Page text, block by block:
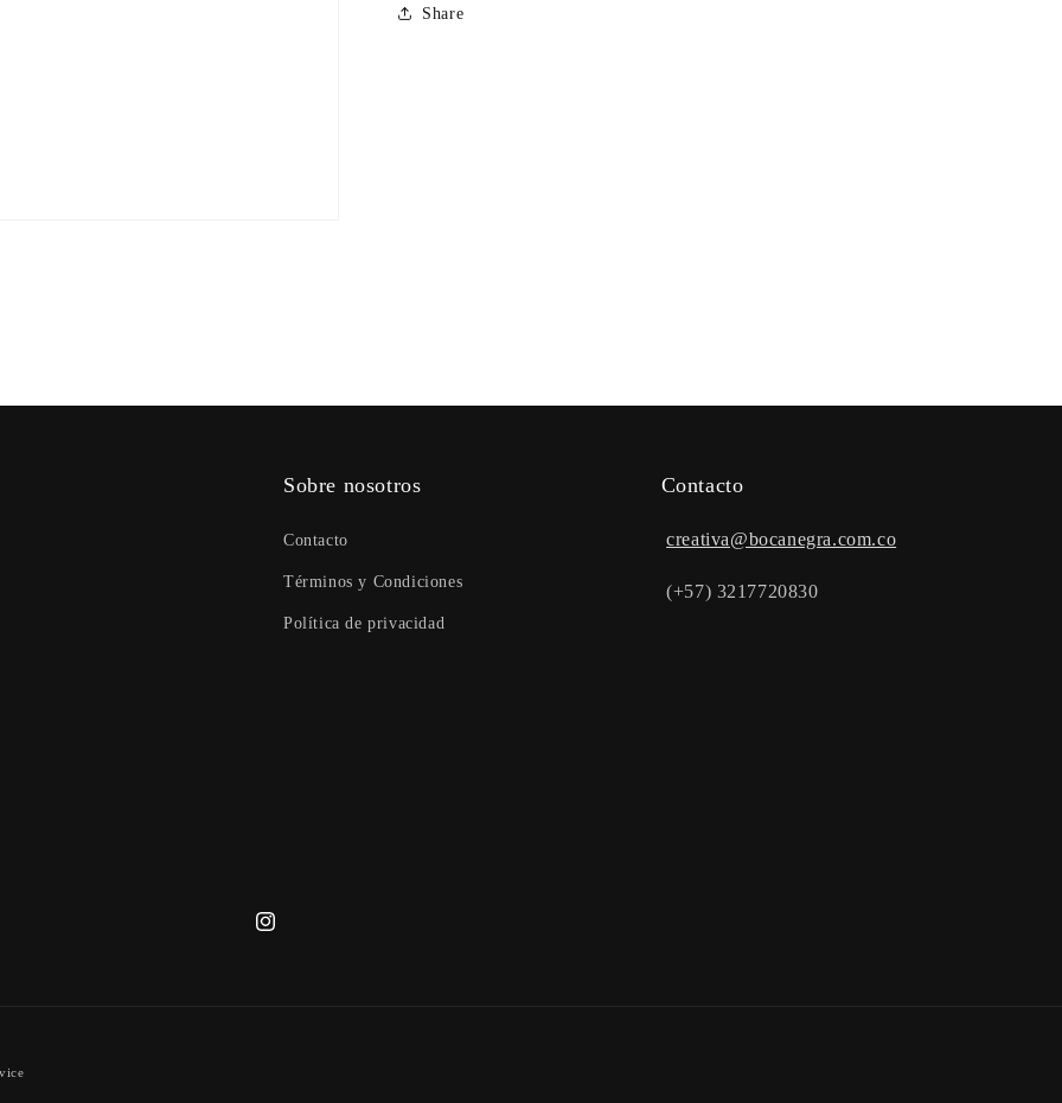
Share
Sobre nosotros
Contacto
Términos y Condiciones
Política de privacidad
Contacto
creativa@bocanegra.com.co
(+57) 3217720830
Instagram